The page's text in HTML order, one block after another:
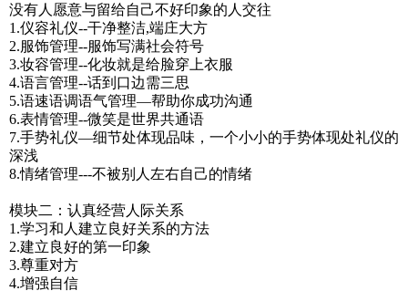
没有人愿意与留给自己不好印象的人交往
1.仪容礼仪--干净整洁,端庄大方
2.服饰管理--服饰写满社会符号
3.妆容管理--化妆就是给脸穿上衣服
4.语言管理--话到口边需三思
5.语速语调语气管理—帮助你成功沟通
6.表情管理--微笑是世界共通语
7.手势礼仪—细节处体现品味，一个小小的手势体现处礼仪的
深浅
8.情绪管理---不被别人左右自己的情绪
模块二：认真经营人际关系
1.学习和人建立良好关系的方法
2.建立良好的第一印象
3.尊重对方
4.增强自信